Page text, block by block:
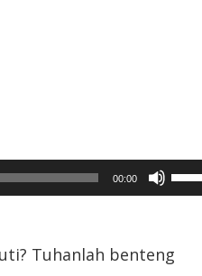
00:00
Tuhanlah benteng